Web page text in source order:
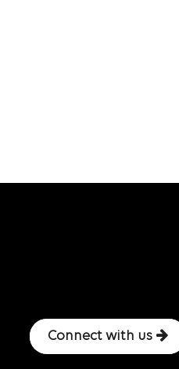
Connect with us